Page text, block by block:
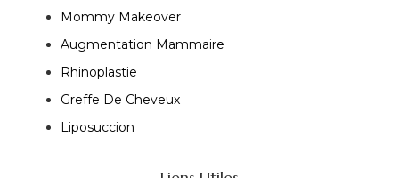
Mommy Makeover
Augmentation Mammaire
Rhinoplastie
Greffe De Cheveux
Liposuccion